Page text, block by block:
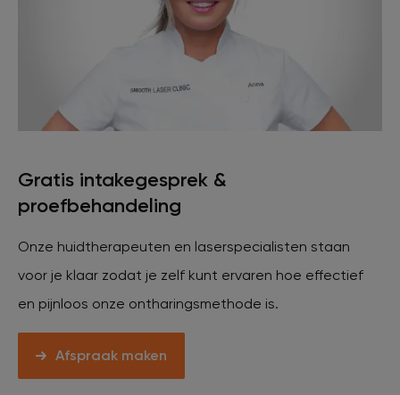
Gratis intakegesprek &
proefbehandeling
Onze huidtherapeuten en laserspecialisten staan
voor je klaar zodat je zelf kunt ervaren hoe effectief
en pijnloos onze ontharingsmethode is.
Afspraak maken